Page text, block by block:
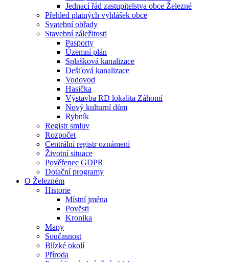
Jednací řád zastupitelstva obce Železné
Přehled platných vyhlášek obce
Svatební obřady
Stavební záležitosti
Pasporty
Územní plán
Splašková kanalizace
Dešťová kanalizace
Vodovod
Hasička
Výstavba RD lokalita Záhomí
Nový kulturní dům
Rybník
Registr smluv
Rozpočet
Centrální registr oznámení
Životní situace
Pověřenec GDPR
Dotační programy
O Železném
Historie
Místní jména
Pověsti
Kronika
Mapy
Současnost
Blízké okolí
Příroda